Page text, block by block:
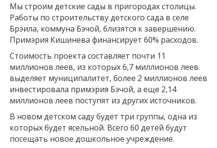
Мы строим детские сады в пригородах столицы.
Работы по строительству детского сада в селе
Брэила, коммуна Бэчой, близятся к завершению.
Примэрия Кишинева финансирует 60% расходов.
Стоимость проекта составляет почти 11
миллионов леев, из которых 6,7 миллионов леев
выделяет муниципалитет, более 2 миллионов леев
инвестировала примэрия Бэчой, а еще 2,14
миллионов леев поступят из других источников.
В новом детском саду будет три группы, одна из
которых будет ясельной. Всего 60 детей будут
посещать новое дошкольное учреждение.